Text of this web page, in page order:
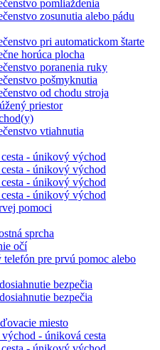
pomliaždenia
zosunutia alebo pádu
pri automatickom štarte
horúca plocha
poranenia ruky
pošmyknutia
od chodu stroja
priestor
vtiahnutia
- únikový východ
- únikový východ
- únikový východ
- únikový východ
pomoci
sprcha
očí
pre prvú pomoc alebo
bezpečia
bezpečia
miesto
- úniková cesta